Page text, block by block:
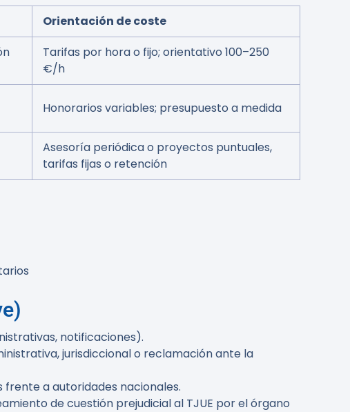
Orientación de coste
Tarifas por hora o fijo; orientativo 100–250
€/h
Honorarios variables; presupuesto a medida
Asesoría periódica o proyectos puntuales,
tarifas fijas o retención
notificaciones).
jurisdiccional o reclamación ante la
a autoridades nacionales.
de cuestión prejudicial al TJUE por el órgano